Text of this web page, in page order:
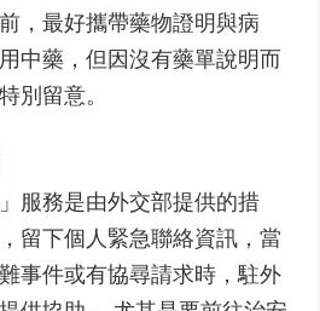
，最好攜帶藥物證明與病
中藥，但因沒有藥單說明而
別留意。
」服務是由外交部提供的措
留下個人緊急聯絡資訊，當
事件或有協尋請求時，駐外